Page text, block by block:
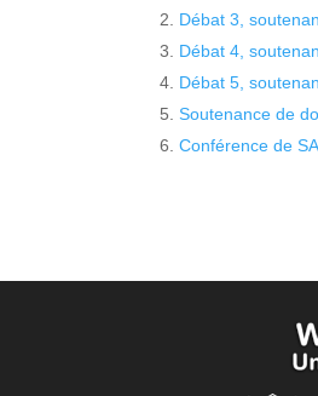
Débat 3,
Débat 4,
Débat 5,
Soutenance de
Conférence de